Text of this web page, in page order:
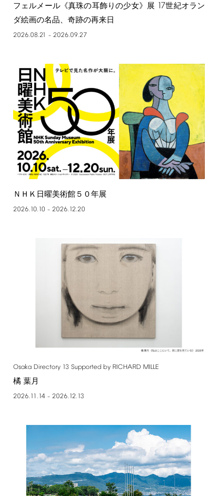
フェルメール《真珠の耳飾りの少女》展 17世紀オラン
ダ絵画の名品、奇跡の再来日
2026.08.21 – 2026.09.27
ＮＨＫ日曜美術館５０年展
2026.10.10 – 2026.12.20
Osaka Directory 13 Supported by RICHARD MILLE
橘 葉月
2026.11.14– 2026.12.13